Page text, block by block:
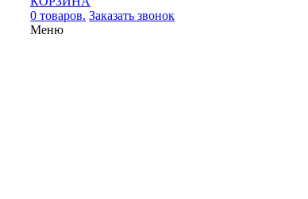
0 товаров. Заказать звонок
Меню